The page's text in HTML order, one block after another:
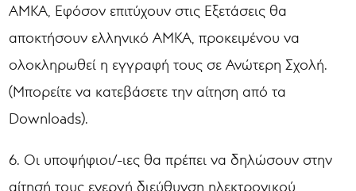
ΑΜΚΑ, Εφόσον επιτύχουν στις Εξετάσεις θα
αποκτήσουν ελληνικό ΑΜΚΑ, προκειμένου να
ολοκληρωθεί η εγγραφή τους σε Ανώτερη Σχολή.
(Μπορείτε να κατεβάσετε την αίτηση από τα
Downloads).
6. Οι υποψήφιοι/-ιες θα πρέπει να δηλώσουν στην
αίτησή τους ενεργή διεύθυνση ηλεκτρονικού